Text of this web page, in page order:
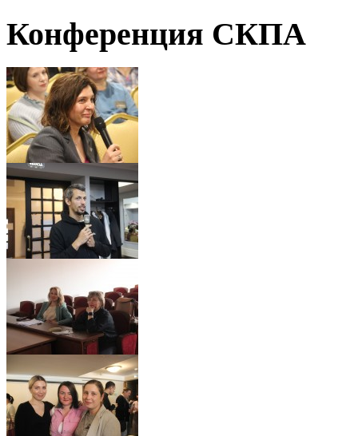
Конференция СКПА